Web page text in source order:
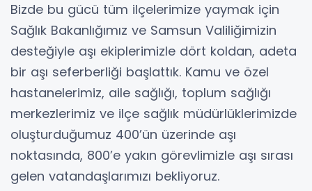
Bizde bu gücü tüm ilçelerimize yaymak için
Sağlık Bakanlığımız ve Samsun Valiliğimizin
desteğiyle aşı ekiplerimizle dört koldan, adeta
bir aşı seferberliği başlattık. Kamu ve özel
hastanelerimiz, aile sağlığı, toplum sağlığı
merkezlerimiz ve ilçe sağlık müdürlüklerimizde
oluşturduğumuz 400’ün üzerinde aşı
noktasında, 800’e yakın görevlimizle aşı sırası
gelen vatandaşlarımızı bekliyoruz.